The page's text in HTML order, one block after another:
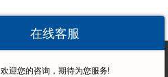
在线客服
欢迎您的咨询，期待为您服务!